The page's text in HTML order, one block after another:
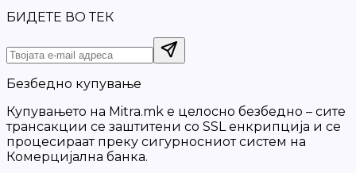
БИДЕТЕ ВО ТЕК
Безбедно купување
Купувањето на Mitra.mk е целосно безбедно – сите
трансакции се заштитени со SSL енкрипција и се
процесираат преку сигурносниот систем на
Комерцијална банка.